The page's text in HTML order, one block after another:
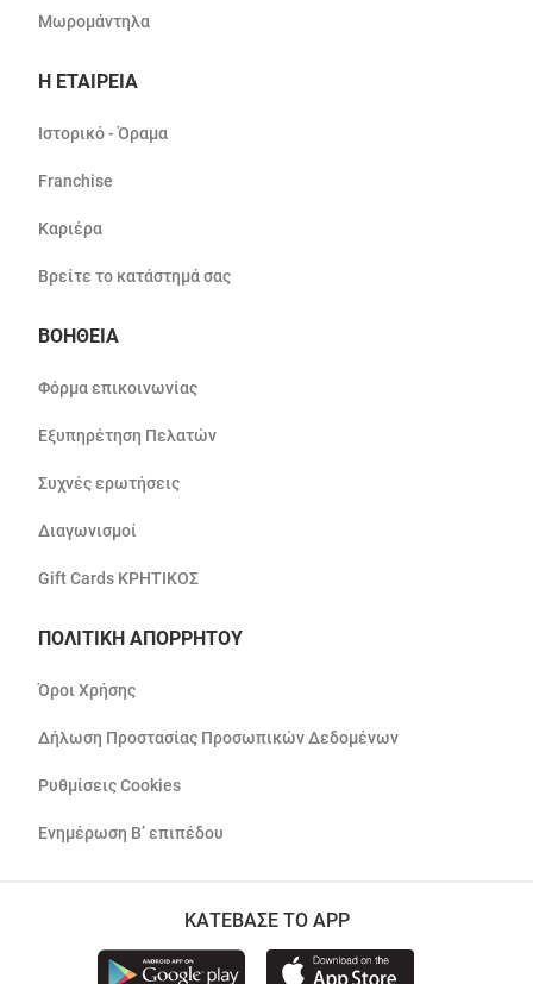
Μωρομάντηλα
Η ΕΤΑΙΡΕΙΑ
Ιστορικό - Όραμα
Franchise
Καριέρα
Βρείτε το κατάστημά σας
ΒΟΗΘΕΙΑ
Φόρμα επικοινωνίας
Εξυπηρέτηση Πελατών
Συχνές ερωτήσεις
Διαγωνισμοί
Gift Cards ΚΡΗΤΙΚΟΣ
ΠΟΛΙΤΙΚΗ ΑΠΟΡΡΗΤΟΥ
Όροι Χρήσης
Δήλωση Προστασίας Προσωπικών Δεδομένων
Ρυθμίσεις Cookies
Ενημέρωση Β’ επιπέδου
ΚΑΤΕΒΑΣΕ ΤΟ APP